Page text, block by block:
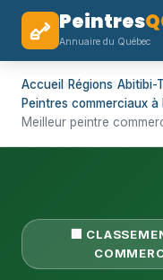
Peintres
Annuaire du Québec
Accueil ›Régions›Abitibi-
Peintres commerciaux
Meilleur peintre
🏢